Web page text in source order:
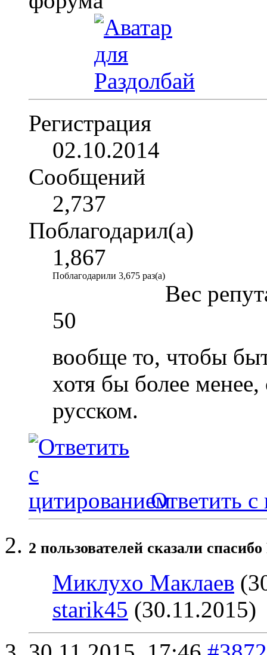
Регистрация
02.10.2014
Сообщений
2,737
Поблагодарил(а)
1,867
Поблагодарили 3,675 раз(а)
Вес
50
вообще то, чтобы
хотя бы более
русском.
Ответить с
2 пользователей сказали
Миклухо Маклаев
starik45 (30.11.2015)